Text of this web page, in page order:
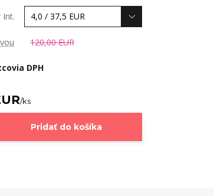
Int.
120,00 EUR
DPH
/ks
Pridať do košíka